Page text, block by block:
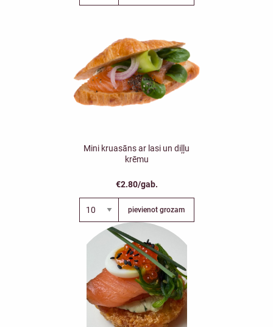
Mini kruasāns ar lasi un diļļu
krēmu
€2.80/gab.
pievienot grozam